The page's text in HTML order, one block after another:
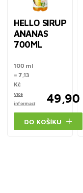
HELLO SIRUP
ANANAS
700ML
100 ml
= 7,13
Kč
Více
informací
49,90
DO KOŠÍKU